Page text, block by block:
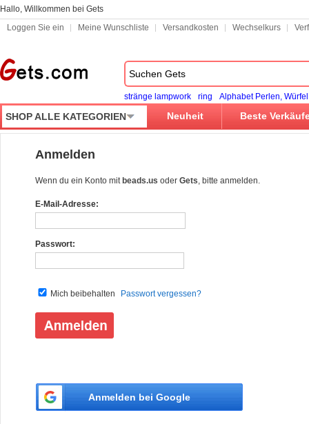
Hallo, Willkommen bei Gets
Loggen Sie ein
Meine Wunschliste Versandkosten Wechselkurs
stränge lampwork ring Alphabet Perlen, Würfel
SHOP ALLE KATEGORIEN Neuheit Beste
Anmelden
Wenn du ein Konto mit beads.us oder Gets, bitte anmelden.
E-Mail-Adresse:
Passwort:
Mich beibehalten Passwort vergessen?
Anmelden bei Google